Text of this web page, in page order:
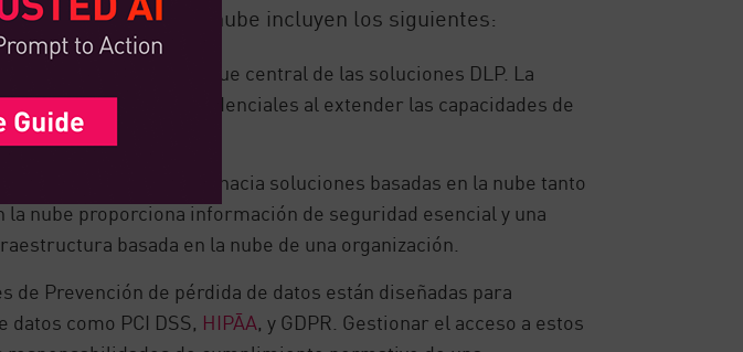
de datos en la nube incluyen los siguientes:
es el enfoque central de las soluciones DLP. La
de sus datos confidenciales al extender las capacidades de
de datos corporativos hacia soluciones basadas en la nube tanto
nube proporciona información de seguridad esencial y una
basada en la nube de una organización.
de Prevención de pérdida de datos están diseñadas para
como PCI DSS, HIPĀA, y GDPR. Gestionar el acceso a estos